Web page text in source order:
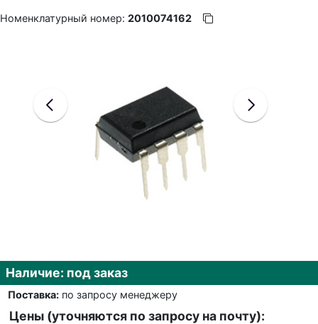
Номенклатурный номер: 2010074162
Наличие: под заказ
Поставка:по запросу менеджеру
Цены (уточняются по запросу на почту):